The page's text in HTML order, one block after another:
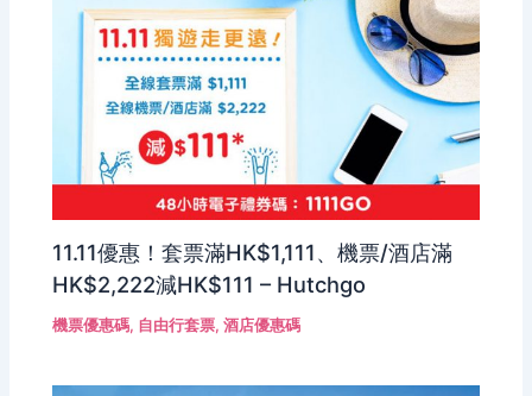
11.11優惠！套票滿HK$1,111、機票/酒店滿
HK$2,222減HK$111 – Hutchgo
機票優惠碼, 自由行套票,酒店優惠碼